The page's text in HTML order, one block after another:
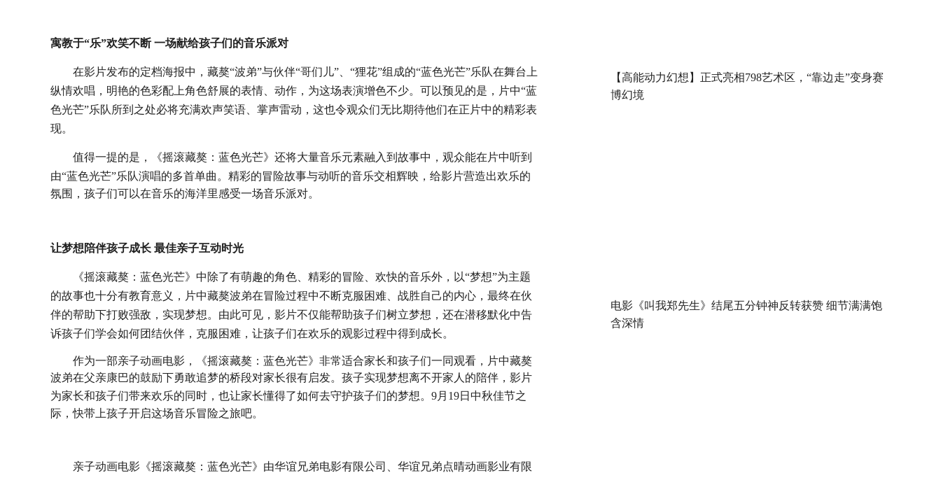
寓教于“乐”欢笑不断 一场献给孩子们的音乐派对
在影片发布的定档海报中，藏獒“波弟”与伙伴“哥们儿”、“狸花”组成的“蓝色光芒”乐队在舞台上
纵情欢唱，明艳的色彩配上角色舒展的表情、动作，为这场表演增色不少。可以预见的是，片中“蓝
色光芒”乐队所到之处必将充满欢声笑语、掌声雷动，这也令观众们无比期待他们在正片中的精彩表
现。
值得一提的是，《摇滚藏獒：蓝色光芒》还将大量音乐元素融入到故事中，观众能在片中听到
由“蓝色光芒”乐队演唱的多首单曲。精彩的冒险故事与动听的音乐交相辉映， 给影片营造出欢乐的
氛围，孩子们可以在音乐的海洋里感受一场音乐派对。
让梦想陪伴孩子成长 最佳亲子互动时光
《摇滚藏獒：蓝色光芒》中除了有萌趣的角色、精彩的冒险、欢快的音乐外，以“梦想”为主题
的故事也十分有教育意义，片中藏獒波弟在冒险过程中不断克服困难、战胜自己的内心，最终在伙
伴的帮助下打败强敌，实现梦想。由此可见，影片不仅能帮助孩子们树立梦想，还在潜移默化中告
诉孩子们学会如何团结伙伴，克服困难，让孩子们在欢乐的观影过程中得到成长。
作为一部亲子动画电影，《摇滚藏獒：蓝色光芒》非常适合家长和孩子们一同观看，片中藏獒
波弟在父亲康巴的鼓励下勇敢追梦的桥段对家长很有启发。孩子实现梦想离不开家人的陪伴，影片
为家长和孩子们带来欢乐的同时，也让家长懂得了如何去守护孩子们的梦想。 9月 19日中秋佳节之
际，快带上孩子开启这场音乐冒险之旅吧。
亲子动画电影《摇滚藏獒：蓝色光芒》由华谊兄弟电影有限公司、华谊兄弟点晴动画影业有限
【高能动力幻想】正式亮相798艺术区，“靠边走”变身赛
博幻境
电影《叫我郑先生》结尾五分钟神反转获赞 细节满满饱
含深情